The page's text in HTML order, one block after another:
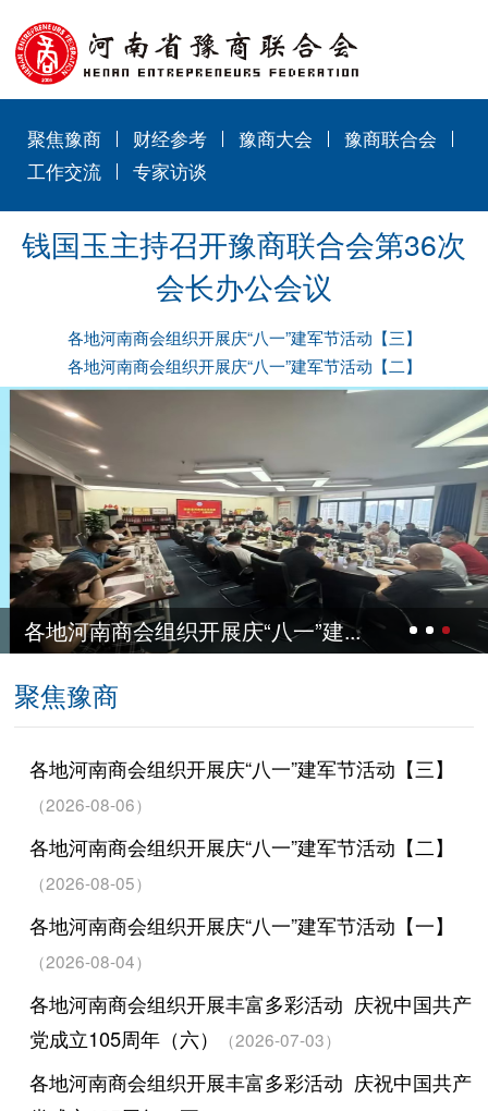
聚焦豫商 财经参考 豫商大会
豫商联合会
工作交流
专家访谈
钱国玉主持召开豫商联合会第36次
会长办公会议
各地河南商会组织开展庆“八一”建军节活动【三】
各地河南商会组织开展庆“八一”建军节活动【二】
各地河南商会组织开展庆“八一”建...
聚焦豫商
各地河南商会组织开展庆“八一”建军节活动【三】
（2026-08-06）
各地河南商会组织开展庆“八一”建军节活动【二】
（2026-08-05）
各地河南商会组织开展庆“八一”建军节活动【一】
（2026-08-04）
各地河南商会组织开展丰富多彩活动 庆祝中国共产
党成立105周年（六）
（2026-07-03）
各地河南商会组织开展丰富多彩活动 庆祝中国共产